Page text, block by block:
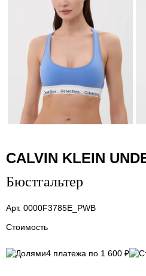
CALVIN KLEIN
Бюстгальтер
Арт. 0000F3785E_PWB
Стоимость
4 платежа по 1 600 ₽